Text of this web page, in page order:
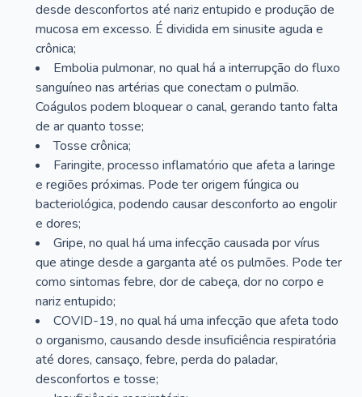
desde desconfortos até nariz entupido e produção de
mucosa em excesso. É dividida em sinusite aguda e
crônica;
Embolia pulmonar, no qual há a interrupção do fluxo
sanguíneo nas artérias que conectam o pulmão.
Coágulos podem bloquear o canal, gerando tanto falta
de ar quanto tosse;
Tosse crônica;
Faringite, processo inflamatório que afeta a laringe
e regiões próximas. Pode ter origem fúngica ou
bacteriológica, podendo causar desconforto ao engolir
e dores;
Gripe, no qual há uma infecção causada por vírus
que atinge desde a garganta até os pulmões. Pode ter
como sintomas febre, dor de cabeça, dor no corpo e
nariz entupido;
COVID-19, no qual há uma infecção que afeta todo
o organismo, causando desde insuficiência respiratória
até dores, cansaço, febre, perda do paladar,
desconfortos e tosse;